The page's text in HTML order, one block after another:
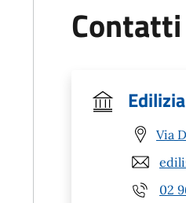
Contatti
Via
02